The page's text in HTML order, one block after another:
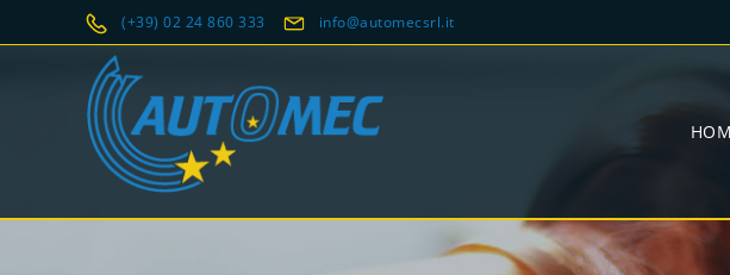
(+39) 02 24 860 333 info@automecsrl.it